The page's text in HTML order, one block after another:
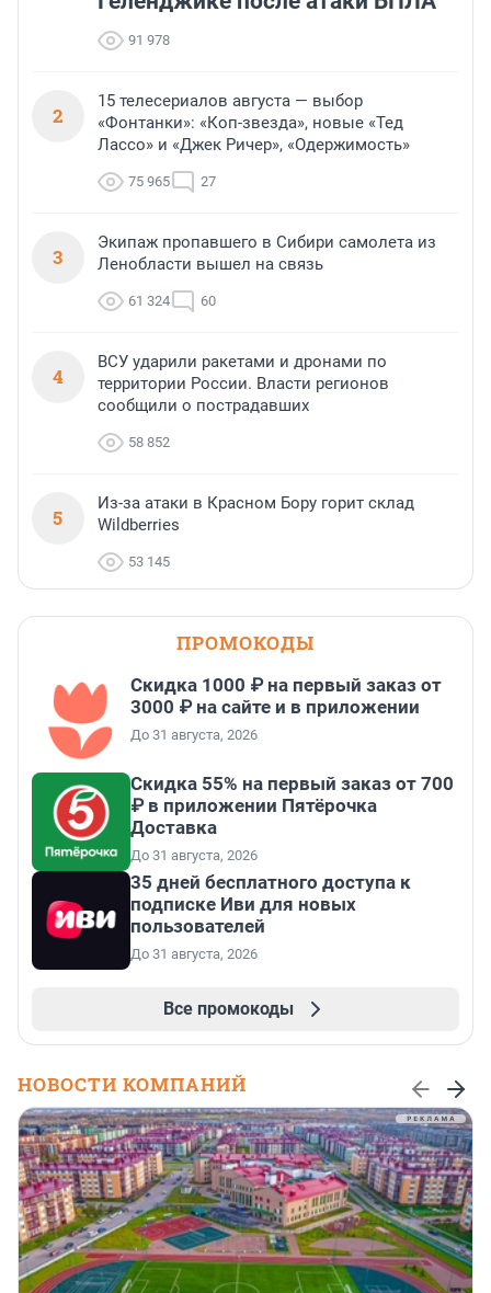
91 978
2
15 телесериалов августа — выбор
«Фонтанки»: «Коп-звезда», новые «Тед
Лассо» и «Джек Ричер», «Одержимость»
75 965 27
3
Экипаж пропавшего в Сибири самолета из
Ленобласти вышел на связь
61 324 60
4
ВСУ ударили ракетами и дронами по
территории России. Власти регионов
сообщили о пострадавших
58 852
5
Из-за атаки в Красном Бору горит склад
Wildberries
53 145
ПРОМОКОДЫ
Скидка 1000 ₽ на первый заказ от
3000 ₽ на сайте и в приложении
До 31 августа, 2026
Скидка 55% на первый заказ от 700
₽ в приложении Пятёрочка
Доставка
До 31 августа, 2026
35 дней бесплатного доступа к
подписке Иви для новых
пользователей
До 31 августа, 2026
Все промокоды
НОВОСТИ КОМПАНИЙ